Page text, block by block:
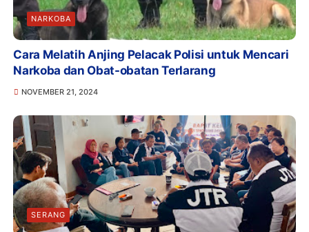
NARKOBA
Cara Melatih Anjing Pelacak Polisi untuk Mencari
Narkoba dan Obat-obatan Terlarang
NOVEMBER 21, 2024
SERANG